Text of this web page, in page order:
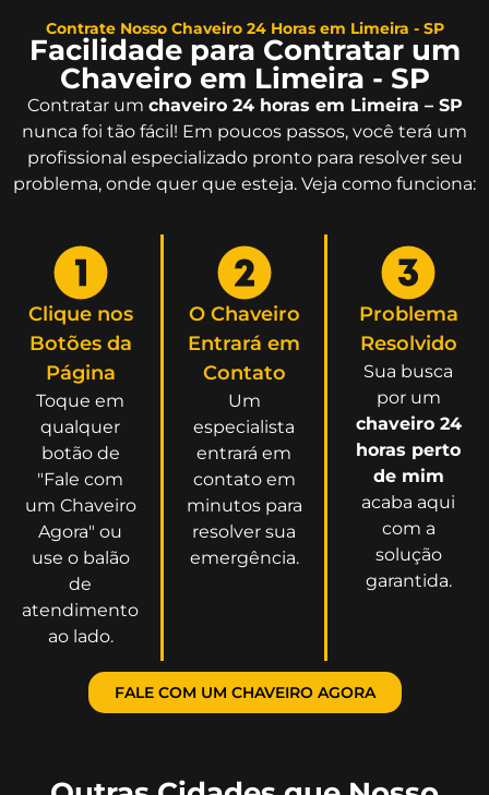
Contrate Nosso Chaveiro 24 Horas em Limeira - SP
Facilidade para Contratar um
Chaveiro em Limeira - SP
Contratar um chaveiro 24 horas em Limeira – SP
nunca foi tão fácil! Em poucos passos, você terá um
profissional especializado pronto para resolver seu
problema, onde quer que esteja. Veja como funciona:
Clique nos
Botões da
Página
Toque em
qualquer
botão de
"Fale com
um Chaveiro
Agora" ou
use o balão
de
atendimento
ao lado.
O Chaveiro
Entrará em
Contato
Um
especialista
entrará em
contato em
minutos para
resolver sua
emergência.
Problema
Resolvido
Sua busca
por um
chaveiro 24
horas perto
de mim
acaba aqui
com a
solução
garantida.
FALE COM UM CHAVEIRO AGORA